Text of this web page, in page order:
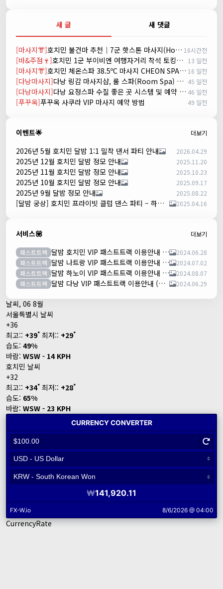
새 글 새 댓글
[마사지👘] 호치민 불건마 추천｜7군 핫스톤 마사지(Hot Stone massage) 16시간전
[바&주점🍷] 호치민 1군 부이비엔 여행자거리 착석 토킹바 놀이터 (NORITER LOUNGE) 13 일전
[마사지👘] 호치민 체온스파 38.5ºC 마사지 CHEON SPA Massage 16 일전
[다낭마사지] 다낭 링감 마사지샵, 룸 스파(Room Spa) 예약 45 일전
[다낭마사지] 다낭 요정스파 수질 좋은 곳 시스템 및 예약 방법 46 일전
[푸꾸옥]푸꾸옥 사쿠라 VIP 마사지 예약 방법 49 일전
이벤트🌟 더보기
2026년 5월 호치민 달밤 1:1 밀착 댄서 파티 안내 2026.04.29
2025년 12월 호치민 달밤 정모 안내 2025.11.20
2025년 11월 호치민 달밤 정모 안내 2025.10.23
2025년 10월 호치민 달밤 정모 안내 2025.09.17
2025년 9월 달밤 정모 안내 2025.08.22
[달밤 궁상] 호치민 프라이빗 클럽 댄스 파티 – 하루 한 팀만! 2025.04.16
서비스💟 더보기
패스트트랙 달밤 호치민 VIP 패스트트랙 이용안내 (떤션넛공항)
2024.06.28
패스트트랙
달밤 나트랑 VIP 패스트트랙 이용안내 (깜란공항)
2024.07.02
패스트트랙
달밤 하노이 VIP 패스트트랙 이용안내 (노이바이공항)
2024.08.07
패스트트랙
달밤 다낭 VIP 패스트트랙 이용안내 (다낭국제공항) 2024.06.29
날씨, 06 8월
서울특별시 날씨
+36
최고:: +39° 최저:: +29°
습도: 49%
바람: WSW - 14 KPH
호치민 날씨
+32
최고:: +34° 최저:: +28°
습도: 65%
바람: WSW - 23 KPH
CurrencyRate